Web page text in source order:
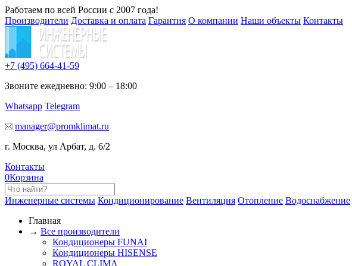
Работаем по всей России с 2007 года!
Производители Доставка и оплата Гарантия О компании Наши объекты Контакты
+7 (495) 664-41-59
Звоните ежедневно: 9:00 – 18:00
Whatsapp Telegram
manager@promklimat.ru
г. Москва, ул Арбат, д. 6/2
Контакты
0Корзина
Инженерные системы Кондиционирование Вентиляция Отопление Водоснабжение
Главная
→ Все производители
Кондиционеры FUNAI
Кондиционеры HISENSE
ROYAL CLIMA